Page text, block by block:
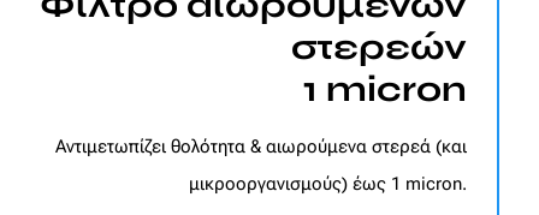
στερεών
1 micron
Αντιμετωπίζει θολότητα & αιωρούμενα στερεά (και
μικροοργανισμούς) έως 1 micron.